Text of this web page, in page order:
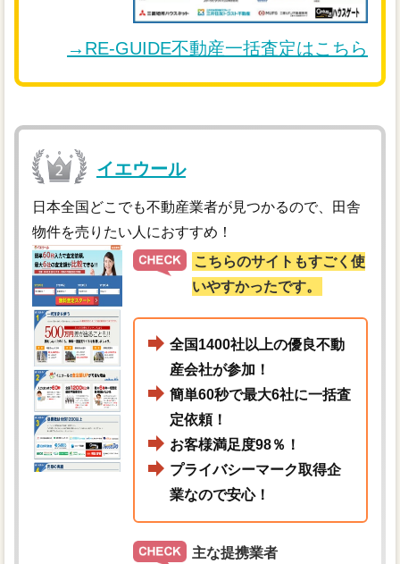
→RE-GUIDE不動産一括査定はこちら
イエウール
日本全国どこでも不動産業者が見つかるので、田舎
物件を売りたい人におすすめ！
こちらのサイトもすごく使
いやすかったです。
全国1400社以上の優良不動
産会社が参加！
簡単60秒で最大6社に一括査
定依頼！
お客様満足度98％！
プライバシーマーク取得企
業なので安心！
主な提携業者